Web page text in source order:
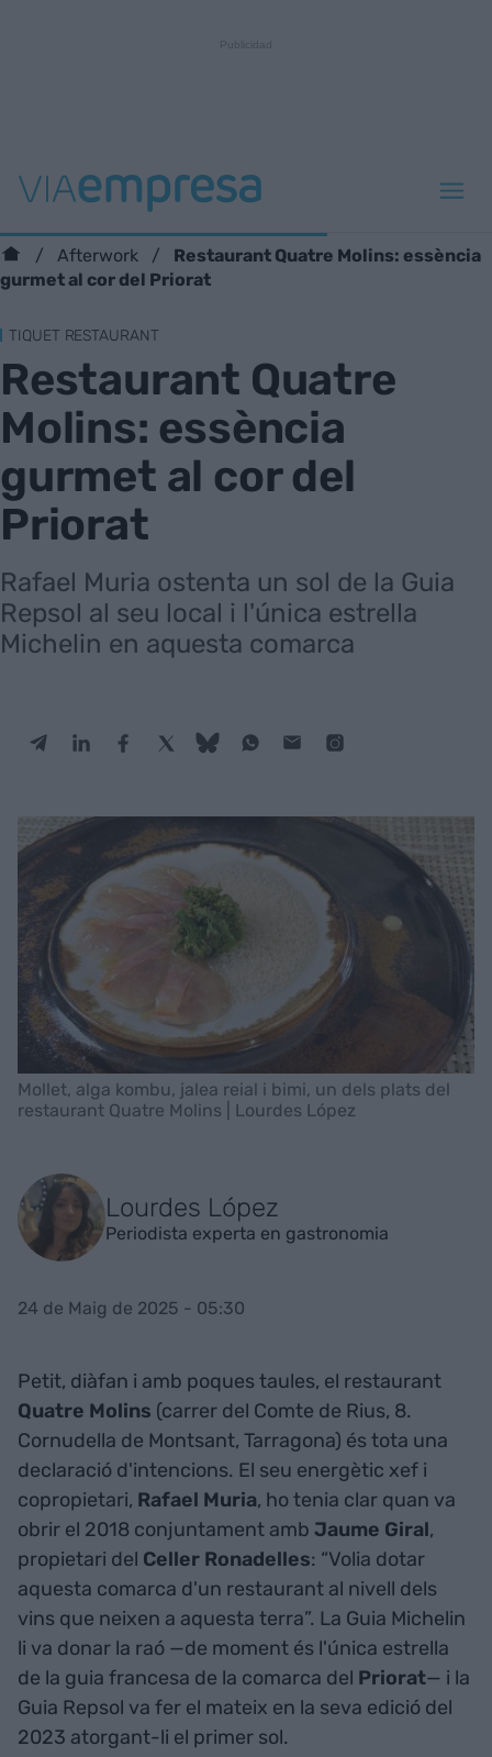
Afterwork
Restaurant Quatre Molins: essència
gurmet al cor del Priorat
TIQUET RESTAURANT
Restaurant Quatre
Molins: essència
gurmet al cor del
Priorat
Rafael Muria ostenta un sol de la Guia
Repsol al seu local i l'única estrella
Michelin en aquesta comarca
Mollet, alga kombu, jalea reial i bimi, un dels plats del
restaurant Quatre Molins | Lourdes López
Lourdes López
Periodista experta en gastronomia
24 de Maig de 2025 - 05:30
Petit, diàfan i amb poques taules, el restaurant
Quatre Molins (carrer del Comte de Rius, 8.
Cornudella de Montsant, Tarragona) és tota una
declaració d'intencions. El seu energètic xef i
copropietari, Rafael Muria, ho tenia clar quan va
obrir el 2018 conjuntament amb Jaume Giral,
propietari del Celler Ronadelles: “Volia dotar
aquesta comarca d'un restaurant al nivell dels
vins que neixen a aquesta terra”. La Guia Michelin
li va donar la raó —de moment és l'única estrella
de la guia francesa de la comarca del Priorat— i la
Guia Repsol va fer el mateix en la seva edició del
2023 atorgant-li el primer sol.